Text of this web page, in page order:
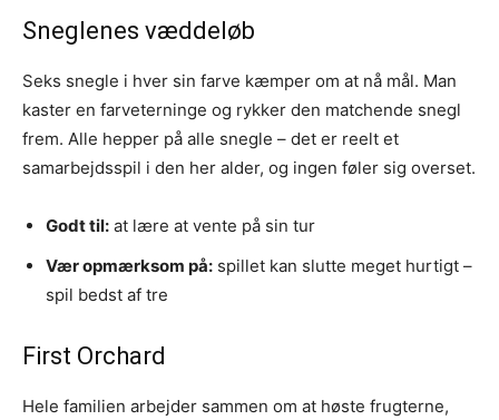
Sneglenes væddeløb
Seks snegle i hver sin farve kæmper om at nå mål. Man
kaster en farveterninge og rykker den matchende snegl
frem. Alle hepper på alle snegle – det er reelt et
samarbejdsspil i den her alder, og ingen føler sig overset.
Godt til: at lære at vente på sin tur
Vær opmærksom på: spillet kan slutte meget hurtigt –
spil bedst af tre
First Orchard
Hele familien arbejder sammen om at høste frugterne,